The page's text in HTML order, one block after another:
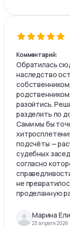
Комментарий:
Обратилась
наследство
разойтись.
разделить по
Сами мы бы
подсчёты —
судебных
согласно
не
проделанную
Марина
23 апреля 2026